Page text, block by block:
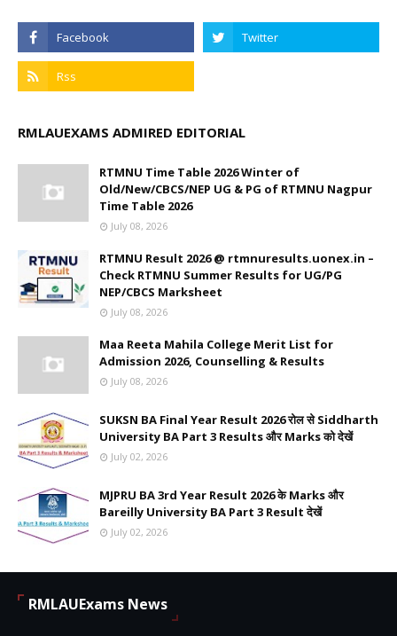
RMLAUEXAMS ADMIRED EDITORIAL
RTMNU Time Table 2026 Winter of
Old/New/CBCS/NEP UG & PG of RTMNU Nagpur
Time Table 2026
July 08, 2026
RTMNU Result 2026 @ rtmnuresults.uonex.in –
Check RTMNU Summer Results for UG/PG
NEP/CBCS Marksheet
July 08, 2026
Maa Reeta Mahila College Merit List for
Admission 2026, Counselling & Results
July 08, 2026
SUKSN BA Final Year Result 2026 रोल से Siddharth
University BA Part 3 Results और Marks को देखें
July 02, 2026
MJPRU BA 3rd Year Result 2026 के Marks और
Bareilly University BA Part 3 Result देखें
July 02, 2026
RMLAUExams News